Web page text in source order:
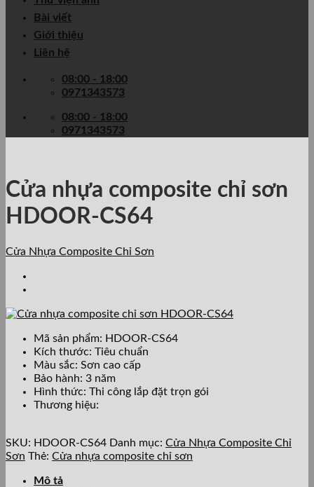
Bài viết
Giới thiệu
Liên hệ
08:00 - 18:00
0971343573
08:00 - 18:00
0971343573
Cửa nhựa composite chỉ sơn
HDOOR-CS64
Cửa Nhựa Composite Chỉ Sơn
Mã sản phẩm: HDOOR-CS64
Kích thước: Tiêu chuẩn
Màu sắc: Sơn cao cấp
Bảo hành: 3 năm
Hình thức: Thi công lắp đặt trọn gói
Thương hiệu:
SKU: HDOOR-CS64 Danh mục: Cửa Nhựa Composite Chỉ
Sơn Thẻ: Cửa nhựa composite chỉ sơn
Mô tả